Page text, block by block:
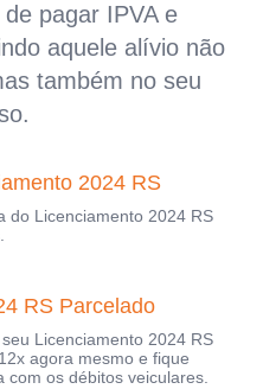
pagar IPVA e
aquele alívio não
também no seu
2024 RS
do Licenciamento 2024 RS
RS Parcelado
Licenciamento 2024 RS
agora mesmo e fique
com os débitos veiculares.